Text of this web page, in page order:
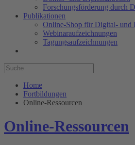
Forschungsförderung durch
Publikationen
Online-Shop für Digital- und
Webinaraufzeichnungen
Tagungsaufzeichnungen
Home
Fortbildungen
Online-Ressourcen
Online-Ressourcen